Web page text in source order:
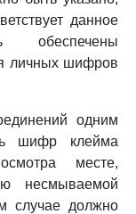
данное
личных шифров
одним
шифр клейма
месте,
несмываемой
случае должно